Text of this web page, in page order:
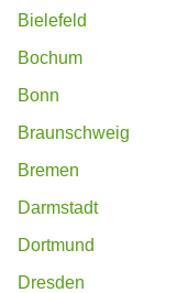
Bielefeld
Bochum
Bonn
Braunschweig
Bremen
Darmstadt
Dortmund
Dresden